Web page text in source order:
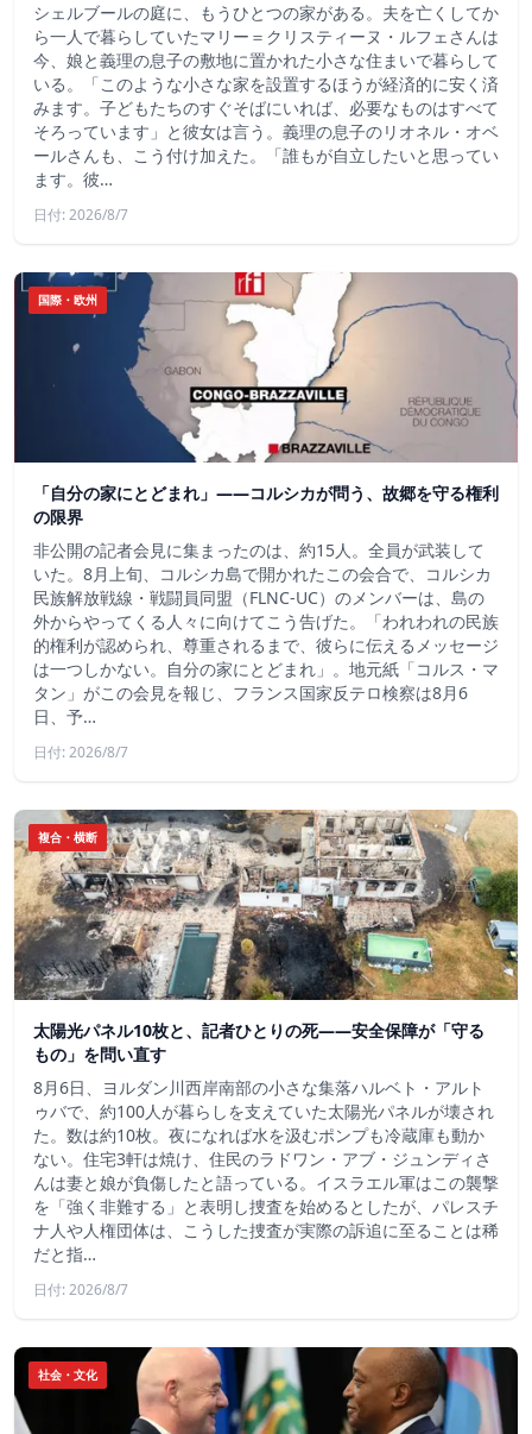
シェルブールの庭に、もうひとつの家がある。夫を亡くしてか
ら一人で暮らしていたマリー＝クリスティーヌ・ルフェさんは
今、娘と義理の息子の敷地に置かれた小さな住まいで暮らして
いる。「このような小さな家を設置するほうが経済的に安く済
みます。子どもたちのすぐそばにいれば、必要なものはすべて
そろっています」と彼女は言う。義理の息子のリオネル・オベ
ールさんも、こう付け加えた。「誰もが自立したいと思ってい
ます。彼…
日付: 2026/8/7
国際・欧州
「自分の家にとどまれ」——コルシカが問う、故郷を守る権利
の限界
非公開の記者会見に集まったのは、約15人。全員が武装して
いた。8月上旬、コルシカ島で開かれたこの会合で、コルシカ
民族解放戦線・戦闘員同盟（FLNC-UC）のメンバーは、島の
外からやってくる人々に向けてこう告げた。「われわれの民族
的権利が認められ、尊重されるまで、彼らに伝えるメッセージ
は一つしかない。自分の家にとどまれ」。地元紙「コルス・マ
タン」がこの会見を報じ、フランス国家反テロ検察は8月6
日、予…
日付: 2026/8/7
複合・横断
太陽光パネル10枚と、記者ひとりの死——安全保障が「守る
もの」を問い直す
8月6日、ヨルダン川西岸南部の小さな集落ハルベト・アルト
ゥバで、約100人が暮らしを支えていた太陽光パネルが壊され
た。数は約10枚。夜になれば水を汲むポンプも冷蔵庫も動か
ない。住宅3軒は焼け、住民のラドワン・アブ・ジュンディさ
んは妻と娘が負傷したと語っている。イスラエル軍はこの襲撃
を「強く非難する」と表明し捜査を始めるとしたが、パレスチ
ナ人や人権団体は、こうした捜査が実際の訴追に至ることは稀
だと指…
日付: 2026/8/7
社会・文化